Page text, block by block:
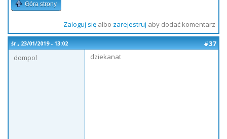
Góra strony
Zaloguj sięalbo zarejestruj aby dodać komentarz
śr., 23/01/2019 - 13:02
#37
dompol
dziekanat